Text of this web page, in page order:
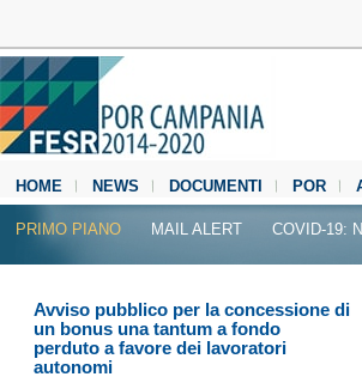
HOME NEWS DOCUMENTI POR
MEDIA CENTER
PRIMO PIANO MAIL ALERT COVID-19:
Avviso pubblico per la concessione di
un bonus una tantum a fondo
perduto a favore dei lavoratori
autonomi